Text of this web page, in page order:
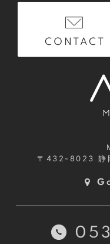
CONTACT
〒432-8023静